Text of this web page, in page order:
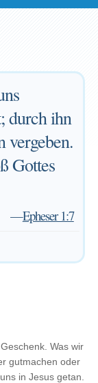
durch ihn
vergeben.
Gottes
—Epheser 1:7
Was wir
gutmachen oder
in Jesus getan.